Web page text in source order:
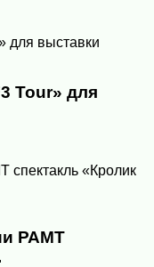
Tour» для
РАМТ